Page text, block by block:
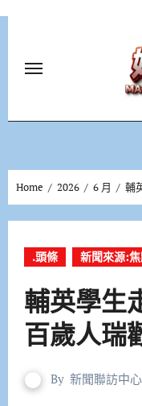
Home 2026 6 月 輔
.頭條 新聞來源:
輔英學生
百歲人瑞
By 新聞聯訪中心